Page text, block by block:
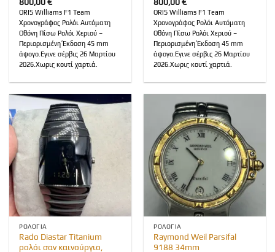
800,00€
ORIS Williams F1 Team
Χρονογράφος Ρολόι Αυτόματη
Οθόνη Πίσω Ρολόι Χεριού –
Περιορισμένη Έκδοση 45 mm
άψογο.Εγινε σέρβις 26 Μαρτίου
2026.Χωρις κουτί χαρτιά.
800,00€
ORIS Williams F1 Team
Χρονογράφος Ρολόι Αυτόματη
Οθόνη Πίσω Ρολόι Χεριού –
Περιορισμένη Έκδοση 45 mm
άψογο.Εγινε σέρβις 26 Μαρτίου
2026.Χωρις κουτί χαρτιά.
ΡΟΛΌΓΙΑ
Rado Diastar Titanium
ρολόι σαν καινούργιο,
ΡΟΛΌΓΙΑ
Raymond Weil Parsifal
9188 34mm